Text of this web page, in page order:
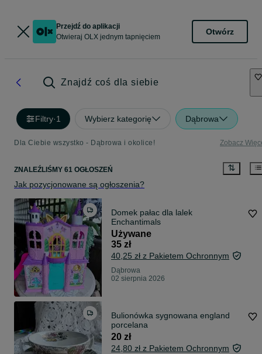
Przejdź do aplikacji
Otwieraj OLX jednym tapnięciem
Otwórz
Znajdź coś dla siebie
Filtry·1 Wybierz kategorię Dąbrowa
Dla Ciebie wszystko - Dąbrowa i okolice! Zobacz
ZNALEŹLIŚMY 61 OGŁOSZEŃ
Jak pozycjonowane są ogłoszenia?
Domek pałac dla lalek
Enchantimals
Używane
35 zł
40,25 zł z Pakietem Ochronnym
Dąbrowa
02 sierpnia 2026
Bulionówka sygnowana england
porcelana
20 zł
24,80 zł z Pakietem Ochronnym